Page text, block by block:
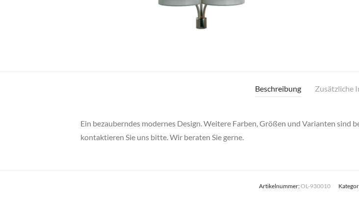
Beschreibung Zusätzliche
Ein bezauberndes modernes Design. Weitere Farben, Größen und Varianten sind
kontaktieren Sie uns bitte. Wir beraten Sie gerne.
Artikelnummer:OL-930010